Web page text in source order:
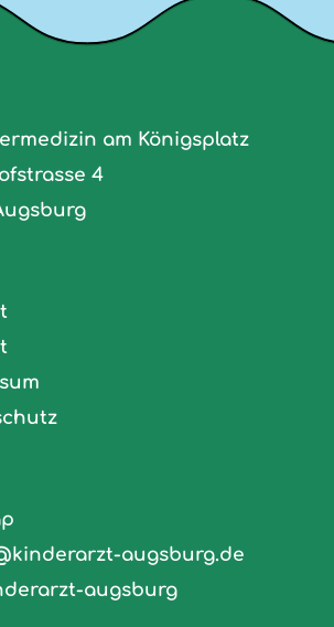
am Königsplatz
4
kinderarzt-augsburg.de
augsburg